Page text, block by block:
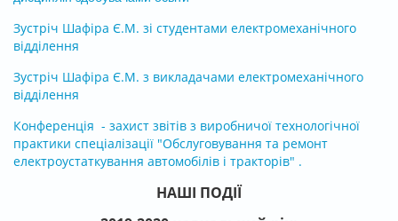
Зустріч Шафіра Є.М. зі студентами електромеханічного
відділення
Зустріч Шафіра Є.М. з викладачами електромеханічного
відділення
Конференція - захист звітів з виробничої технологічної
практики спеціалізації "Обслуговування та ремонт
електроустаткування автомобілів і тракторів" .
НАШІ ПОДІЇ